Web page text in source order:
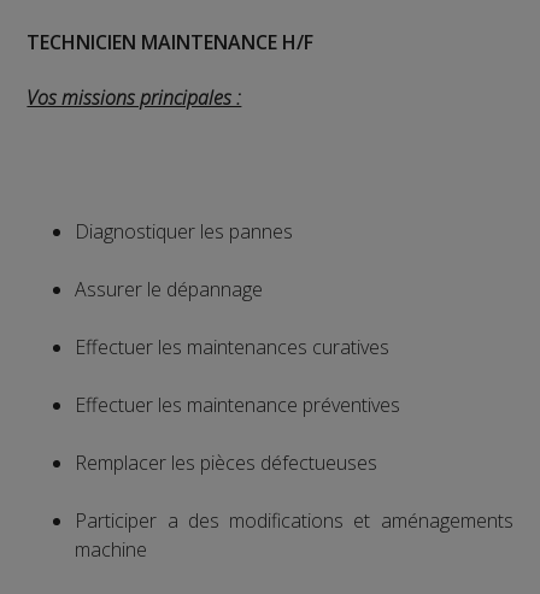
TECHNICIEN MAINTENANCE H/F
Vos missions principales :
Diagnostiquer les pannes
Assurer le dépannage
Effectuer les maintenances curatives
Effectuer les maintenance préventives
Remplacer les pièces défectueuses
Participer a des modifications et aménagements
machine